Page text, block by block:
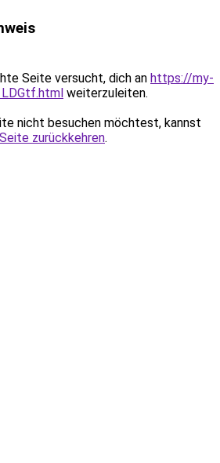
Seite versucht, dich an https://my-
weiterzuleiten.
nicht besuchen möchtest, kannst
zurückkehren.